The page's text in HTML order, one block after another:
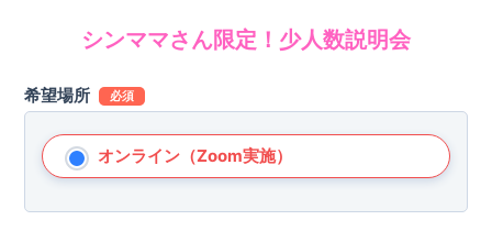
シンママさん限定！少人数説明会
希望場所 必須
オンライン（Zoom実施）